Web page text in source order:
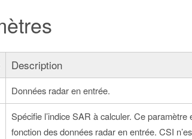
Description
Données radar en entrée.
Spécifie l’indice SAR à calculer. Ce
fonction des données radar en entrée. CSI